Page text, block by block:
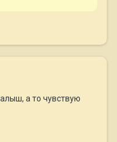
а то чувствую